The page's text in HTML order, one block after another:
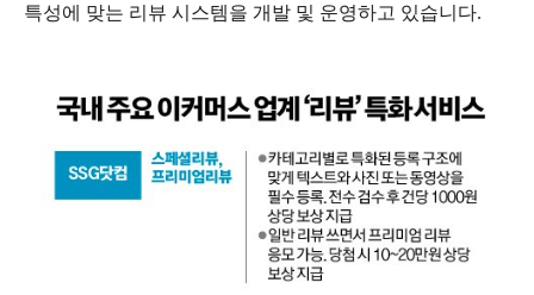
특성에 맞는 리뷰 시스템을 개발 및 운영하고 있습니다.